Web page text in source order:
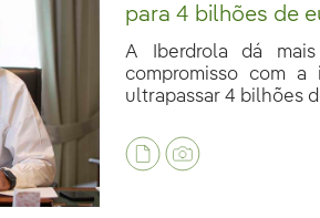
para 4 bilhões de
A Iberdrola dá
compromisso com a
ultrapassar 4 bilhões